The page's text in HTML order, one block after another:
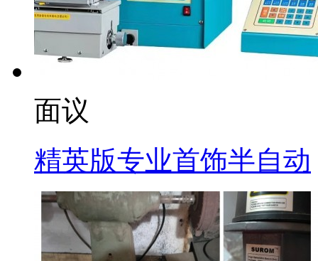
面议
精英版专业首饰半自动